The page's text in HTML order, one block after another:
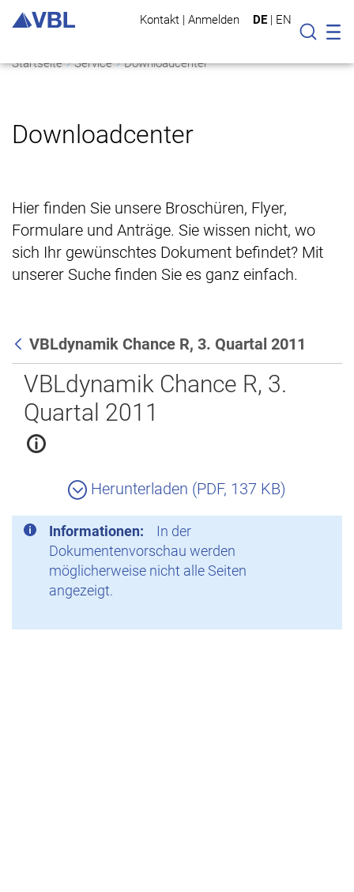
Kontakt | Anmelden DE | EN
Suche
Startseite Service Downloadcenter
Downloadcenter
Hier finden Sie unsere Broschüren, Flyer,
Formulare und Anträge. Sie wissen nicht, wo
sich Ihr gewünschtes Dokument befindet? Mit
unserer Suche finden Sie es ganz einfach.
Zurück
VBLdynamik Chance R, 3. Quartal 2011
VBLdynamik Chance R, 3.
Quartal 2011
Herunterladen (PDF, 137 KB)
Informationen:
In der
Dokumentenvorschau werden
möglicherweise nicht alle Seiten
angezeigt.